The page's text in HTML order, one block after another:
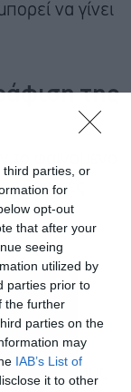
third parties, or
for
opt-out
that after your
seeing
utilized by
parties prior to
the further
parties on the
may
IAB’s List of
it to other
να γίνει
της
βασικές
τους